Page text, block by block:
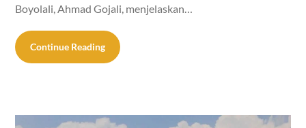
Boyolali, Ahmad Gojali, menjelaskan…
Continue Reading